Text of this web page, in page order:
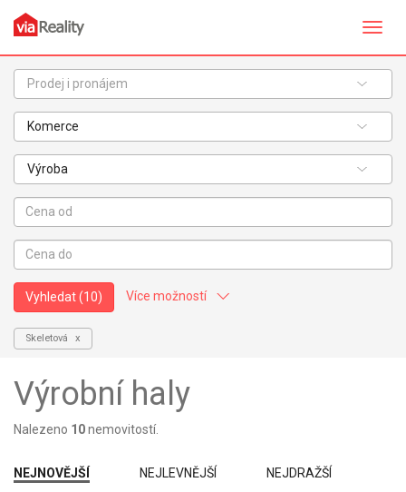
Prodej i pronájem
Komerce
Výroba
Vyhledat(10) Více možností
Skeletová
Stav objektu:
Velmi dobrý
Ve výstavbě
Výrobní haly
Nalezeno 10nemovitostí.
NEJNOVĚJŠÍ NEJLEVNĚJŠÍ NEJDRAŽŠÍ